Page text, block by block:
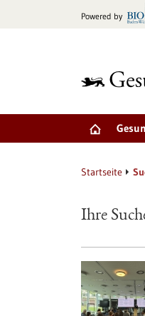
Powered by
Startseite
Ihre